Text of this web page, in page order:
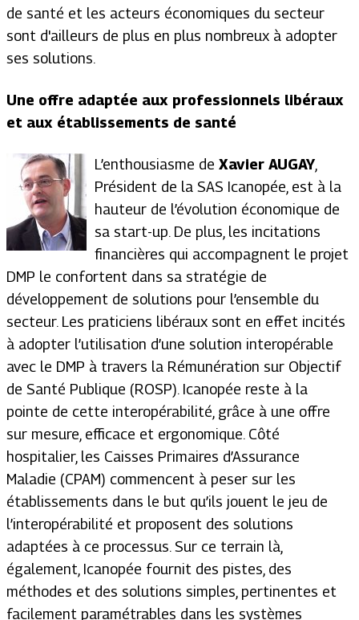
de santé et les acteurs économiques du secteur
sont d'ailleurs de plus en plus nombreux à adopter
ses solutions.
Une offre adaptée aux professionnels libéraux
et aux établissements de santé
L’enthousiasme de Xavier AUGAY
Président de la SAS Icanopée, est à la
hauteur de l’évolution économique de
sa start-up. De plus, les incitations
financières qui accompagnent le projet
DMP le confortent dans sa stratégie de
développement de solutions pour l’ensemble du
secteur. Les praticiens libéraux sont en effet incités
à adopter l’utilisation d’une solution interopérable
avec le DMP à travers la Rémunération sur Objectif
de Santé Publique (ROSP). Icanopée reste à la
pointe de cette interopérabilité, grâce à une offre
sur mesure, efficace et ergonomique. Côté
hospitalier, les Caisses Primaires d’Assurance
Maladie (CPAM) commencent à peser sur les
établissements dans le but qu’ils jouent le jeu de
l’interopérabilité et proposent des solutions
adaptées à ce processus. Sur ce terrain là,
également, Icanopée fournit des pistes, des
méthodes et des solutions simples, pertinentes et
facilement paramétrables dans les systèmes